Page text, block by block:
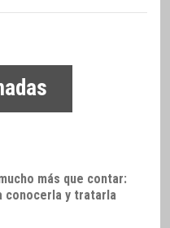
más que contar:
conocerla y tratarla